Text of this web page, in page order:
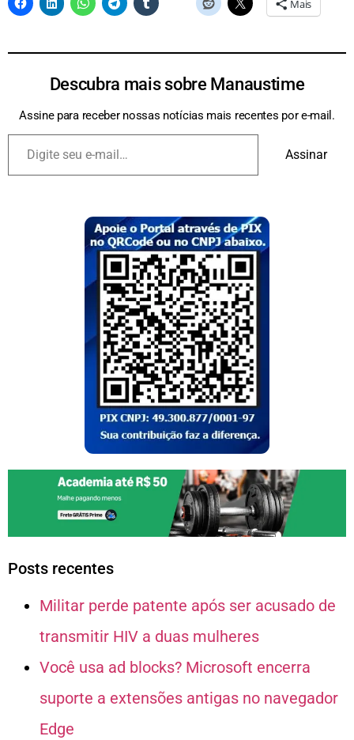
Mais
Descubra mais sobre Manaustime
Assine para receber nossas notícias mais recentes por e-mail.
Assinar
Posts recentes
Militar perde patente após ser acusado de
transmitir HIV a duas mulheres
Você usa ad blocks? Microsoft encerra
suporte a extensões antigas no navegador
Edge